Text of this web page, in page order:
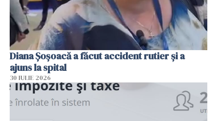
Diana Șoșoacă a făcut accident rutier și a
ajuns la spital
30 IULIE 2026